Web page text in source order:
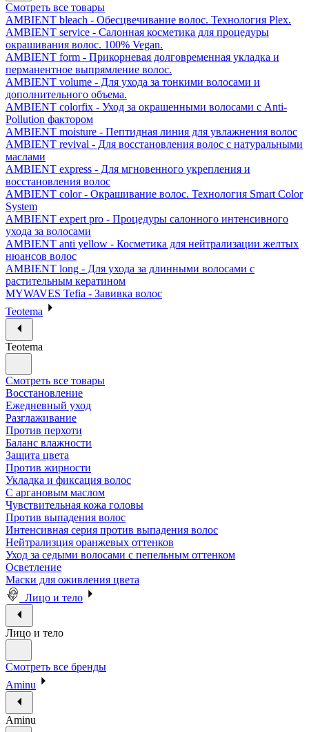
Смотреть все товары
AMBIENT bleach - Обесцвечивание волос. Технология Plex.
AMBIENT service - Салонная косметика для процедуры
окрашивания волос. 100% Vegan.
AMBIENT form - Прикорневая долговременная укладка и
перманентное выпрямление волос.
AMBIENT volume - Для ухода за тонкими волосами и
дополнительного объема.
AMBIENT colorfix - Уход за окрашенными волосами с Anti-
Pollution фактором
AMBIENT moisture - Пептидная линия для увлажнения волос
AMBIENT revival - Для восстановления волос с натуральными
маслами
AMBIENT express - Для мгновенного укрепления и
восстановления волос
AMBIENT color - Окрашивание волос. Технология Smart Color
System
AMBIENT expert pro - Процедуры салонного интенсивного
ухода за волосами
AMBIENT anti yellow - Косметика для нейтрализации желтых
нюансов волос
AMBIENT long - Для ухода за длинными волосами с
растительным кератином
MYWAVES Tefia - Завивка волос
Teotema
Teotema
Смотреть все товары
Восстановление
Ежедневный уход
Разглаживание
Против перхоти
Баланс влажности
Защита цвета
Против жирности
Укладка и фиксация волос
С аргановым маслом
Чувствительная кожа головы
Против выпадения волос
Интенсивная серия против выпадения волос
Нейтрализция оранжевых оттенков
Уход за седыми волосами с пепельным оттенком
Осветление
Маски для оживления цвета
Лицо и тело
Лицо и тело
Смотреть все бренды
Aminu
Aminu